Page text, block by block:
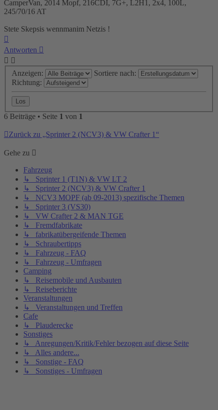
CamperVan, 2014 Mopf, 216CDI, 7G+, L2H1, 2x4, 100L,
245/70/16 AT
Stete Skepsis wennmanim Netzis !
Antworten
Anzeigen:
Sortiere nach:
Richtung:
6 Beiträge • Seite 1 von 1
Zurück zu „Sprinter 2 (NCV3) & VW Crafter 1“
Gehe zu
Fahrzeug
↳ Sprinter 1 (T1N) & VW LT 2
↳ Sprinter 2 (NCV3) & VW Crafter 1
↳ NCV3 MOPF (ab 09-2013) spezifische Themen
↳ Sprinter 3 (VS30)
↳ VW Crafter 2 & MAN TGE
↳ Fremdfabrikate
↳ fabrikatübergeifende Themen
↳ Schraubertipps
↳ Fahrzeug - FAQ
↳ Fahrzeug - Umfragen
Camping
↳ Reisemobile und Ausbauten
↳ Reiseberichte
Veranstaltungen
↳ Veranstaltungen und Treffen
Cafe
↳ Plauderecke
Sonstiges
↳ Anregungen/Kritik/Fehler bezogen auf diese Seite
↳ Alles andere...
↳ Sonstige - FAQ
↳ Sonstiges - Umfragen